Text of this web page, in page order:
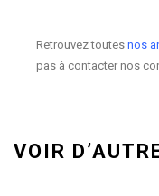
Retrouvez toutesnos
pas à contacter nos
VOIR